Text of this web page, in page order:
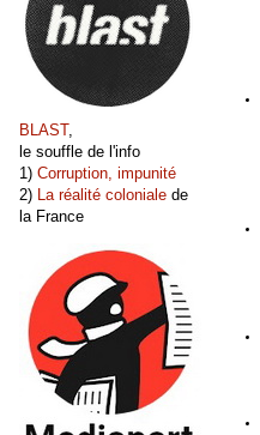
BLAST,
le souffle de l'info
1) Corruption, impunité
2) La réalité coloniale de
la France